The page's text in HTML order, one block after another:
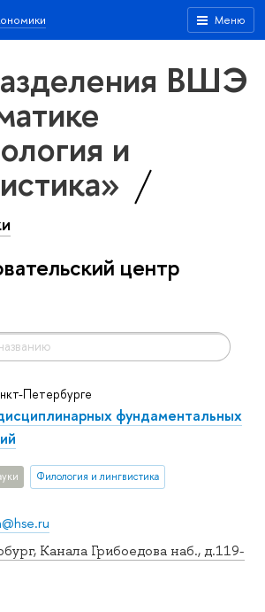
Меню
ВШЭ
и
центр
Канала Грибоедова наб., д.119-
Петербурге
фундаментальных
Филология и лингвистика